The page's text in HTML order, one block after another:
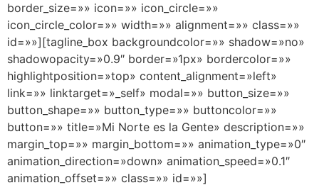
border_size=»» icon=»» icon_circle=»»
icon_circle_color=»» width=»» alignment=»» class=»»
id=»»][tagline_box backgroundcolor=»» shadow=»no»
shadowopacity=»0.9″ border=»1px» bordercolor=»»
highlightposition=»top» content_alignment=»left»
link=»» linktarget=»_self» modal=»» button_size=»»
button_shape=»» button_type=»» buttoncolor=»»
button=»» title=»Mi Norte es la Gente» description=»»
margin_top=»» margin_bottom=»» animation_type=»0″
animation_direction=»down» animation_speed=»0.1″
animation_offset=»» class=»» id=»»]